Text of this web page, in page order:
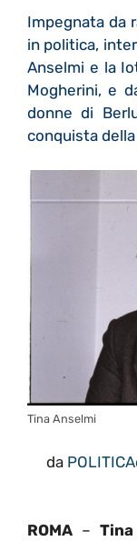
Impegnata da
in politica,
Anselmi e la
Mogherini, e
donne di
conquista
Tina Anselmi
da
ROMA –